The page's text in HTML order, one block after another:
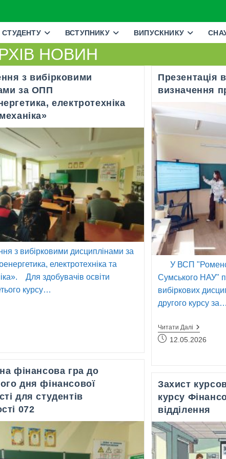
СТУДЕНТУ ВСТУПНИКУ ВИПУСКНИКУ
НОВИН
з вибірковими
за ОПП
електротехніка
з вибірковими дисциплінами за
електротехніка та
Для здобувачів освіти
курсу…
Презентація
визначення
У ВСП
Сумського НАУ"
вибіркових
другого курсу за…
Читати Далі
Вибіркових
Дисциплін
Запис12.05.2026
фінансова гра до
дня фінансової
для студентів
072
Захист
курсу
відділення